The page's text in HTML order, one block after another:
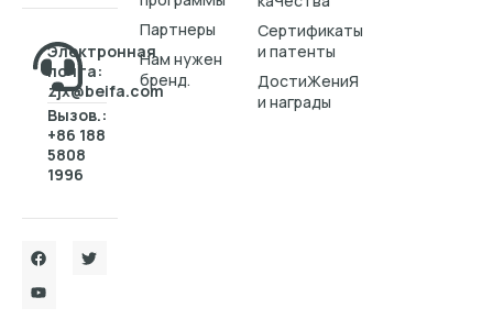
Электронная
почта:
zjx@beifa.com
Вызов.:
+86 188
5808
1996
Партнеры
Нам нужен
бренд.
Cертификаты
и патенты
ДостиЖениЯ
и награды